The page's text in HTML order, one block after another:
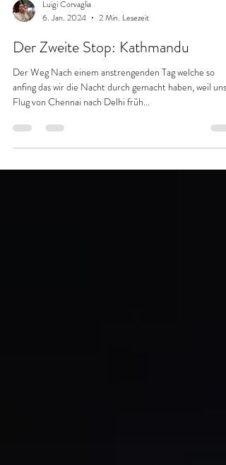
Luigi Corvaglia
6. Jan. 2024
2 Min. Lesezeit
Der Zweite Stop: Kathmandu
Der Weg Nach einem anstrengenden Tag welche so
anfing das wir die Nacht durch gemacht haben, weil